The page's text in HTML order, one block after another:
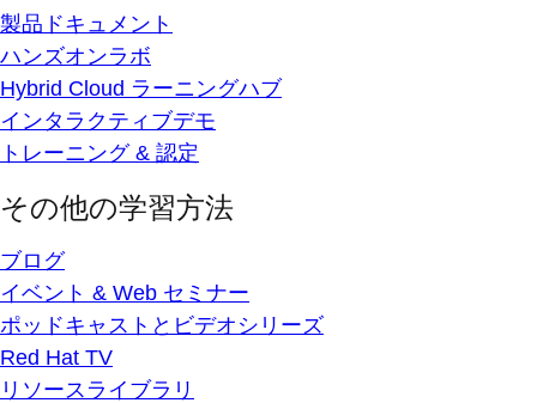
製品ドキュメント
ハンズオンラボ
Hybrid Cloud ラーニングハブ
インタラクティブデモ
トレーニング & 認定
その他の学習方法
ブログ
イベント & Web セミナー
ポッドキャストとビデオシリーズ
Red Hat TV
リソースライブラリ